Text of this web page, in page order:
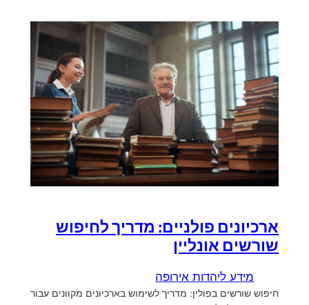
ארכיונים פולניים: מדריך לחיפוש
שורשים אונליין
מידע ליהדות אירופה
חיפוש שורשים בפולין: מדריך לשימוש בארכיונים מקוונים עבור